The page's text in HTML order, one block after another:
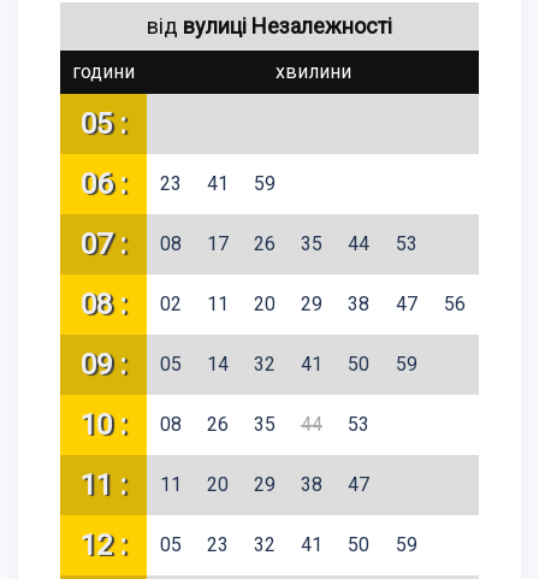
від вулиці Незалежності
години хвилини
05 :
06 :
23 41 59
07 : 08 17 26 35 44 53
08 : 02 11 20 29 38 47 56
09 : 05 14 32 41 50 59
10 : 08 26 35 44 53
11 : 11 20 29 38 47
12 : 05 23 32 41 50 59